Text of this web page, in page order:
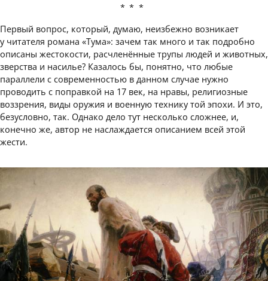
***
Первый вопрос, который, думаю, неизбежно возникает
у читателя романа «Тума»: зачем так много и так подробно
описаны жестокости, расчленённые трупы людей и животных,
зверства и насилье? Казалось бы, понятно, что любые
параллели с современностью в данном случае нужно
проводить с поправкой на 17 век, на нравы, религиозные
воззрения, виды оружия и военную технику той эпохи. И это,
безусловно, так. Однако дело тут несколько сложнее, и,
конечно же, автор не наслаждается описанием всей этой
жести.